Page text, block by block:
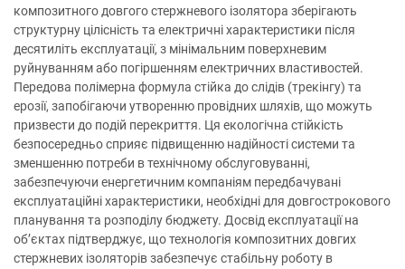
композитного довгого стержневого ізолятора зберігають
структурну цілісність та електричні характеристики після
десятиліть експлуатації, з мінімальним поверхневим
руйнуванням або погіршенням електричних властивостей.
Передова полімерна формула стійка до слідів (трекінгу) та
ерозії, запобігаючи утворенню провідних шляхів, що можуть
призвести до подій перекриття. Ця екологічна стійкість
безпосередньо сприяє підвищенню надійності системи та
зменшенню потреби в технічному обслуговуванні,
забезпечуючи енергетичним компаніям передбачувані
експлуатаційні характеристики, необхідні для довгострокового
планування та розподілу бюджету. Досвід експлуатації на
об’єктах підтверджує, що технологія композитних довгих
стержневих ізоляторів забезпечує стабільну роботу в